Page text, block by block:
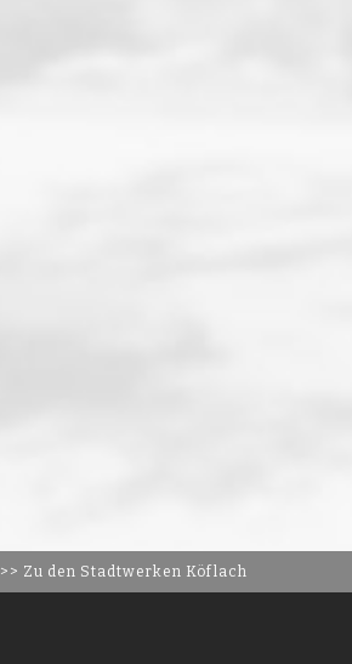
>> Zu den Stadtwerken Köflach